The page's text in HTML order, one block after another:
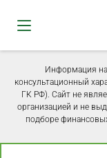
Информация на
консультационный
ГК РФ). Сайт не
организацией и не
подборе